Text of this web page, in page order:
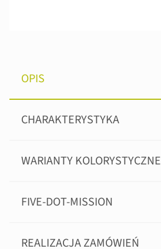
OPIS
CHARAKTERYSTYKA
WARIANTY KOLORYSTYCZNE
FIVE-DOT-MISSION
REALIZACJA ZAMÓWIEŃ